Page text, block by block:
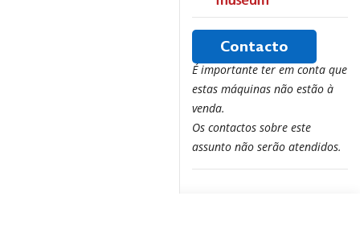
É importante ter em conta que
estas máquinas não estão à
venda.
Os contactos sobre este
assunto não serão atendidos.
Contacto